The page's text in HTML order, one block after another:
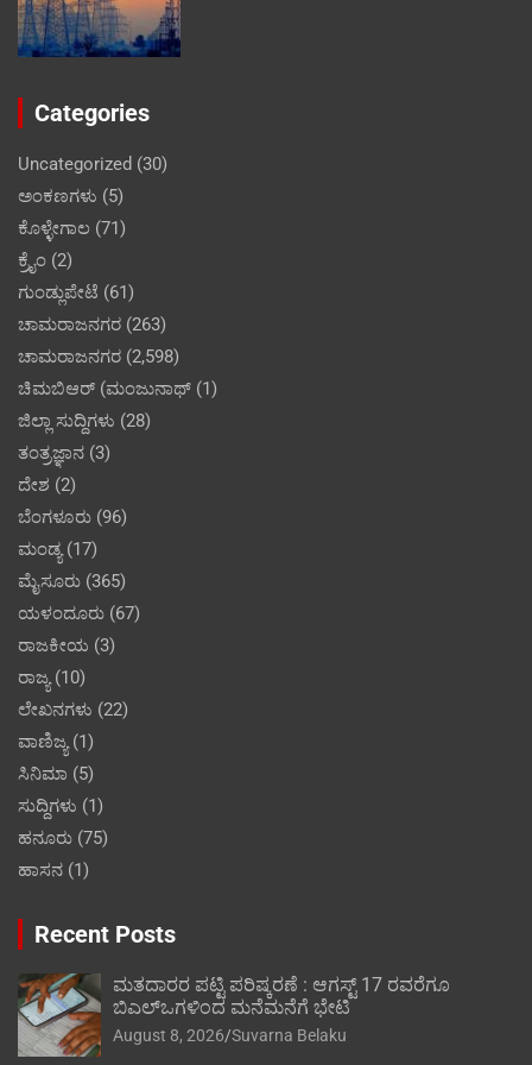
Categories
Uncategorized (30)
ಅಂಕಣಗಳು (5)
ಕೊಳ್ಳೇಗಾಲ (71)
ಕ್ರೈಂ (2)
ಗುಂಡ್ಲುಪೇಟೆ (61)
ಚಾಮರಾಜನಗರ (263)
ಚಾಮರಾಜನಗರ (2,598)
ಚಿಮಬಿಆರ್ (ಮಂಜುನಾಥ್ (1)
ಜಿಲ್ಲಾ ಸುದ್ದಿಗಳು (28)
ತಂತ್ರಜ್ಞಾನ (3)
ದೇಶ (2)
ಬೆಂಗಳೂರು (96)
ಮಂಡ್ಯ(17)
ಮೈಸೂರು (365)
ಯಳಂದೂರು (67)
ರಾಜಕೀಯ (3)
ರಾಜ್ಯ(10)
ಲೇಖನಗಳು (22)
ವಾಣಿಜ್ಯ(1)
ಸಿನಿಮಾ (5)
ಸುದ್ದಿಗಳು (1)
ಹನೂರು (75)
ಹಾಸನ (1)
Recent Posts
ಮತದಾರರ ಪಟ್ಟಿ ಪರಿಷ್ಕರಣೆ : ಆಗಸ್ಟ್ 17 ರವರೆಗೂ
ಬಿಎಲ್‍ಒಗಳಿಂದ ಮನೆಮನೆಗೆ ಭೇಟಿ
August 8, 2026 Suvarna Belaku